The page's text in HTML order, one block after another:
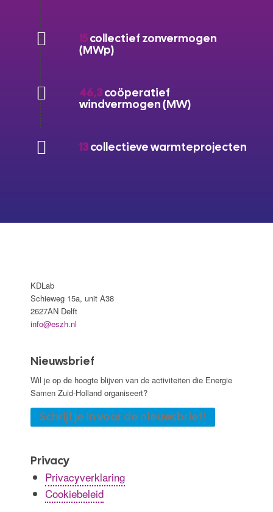
15collectief zonvermogen
(MWp)
46,3coöperatief
windvermogen (MW)
13collectieve warmteprojecten
KDLab
Schieweg 15a, unit A38
2627AN Delft
info@eszh.nl
Nieuwsbrief
Wil je op de hoogte blijven van de activiteiten die Energie
Samen Zuid-Holland organiseert?
Schrijf je in voor de nieuwsbrief!
Privacy
Privacyverklaring
Cookiebeleid